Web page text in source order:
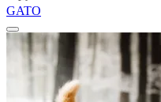
GATO